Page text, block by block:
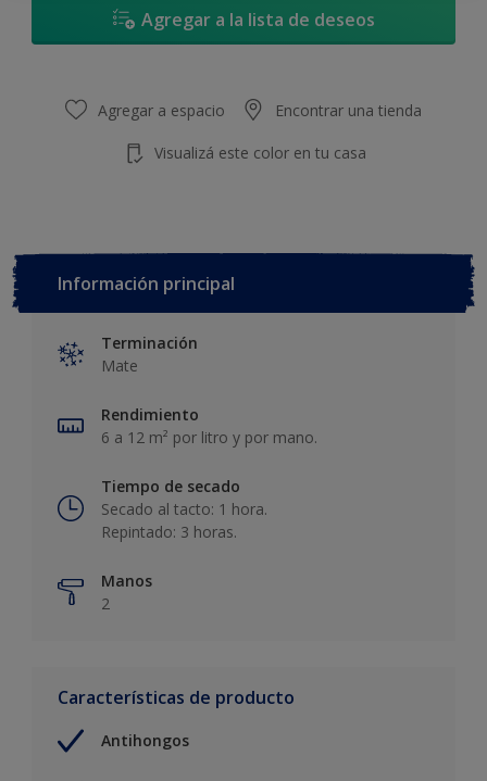
Agregar a la lista de deseos
Agregar a espacio Encontrar una tienda
Visualizá este color en tu casa
Información principal
Terminación
Mate
Rendimiento
6 a 12 m² por litro y por mano.
Tiempo de secado
Secado al tacto: 1 hora.
Repintado: 3 horas.
Manos
2
Características de producto
Antihongos